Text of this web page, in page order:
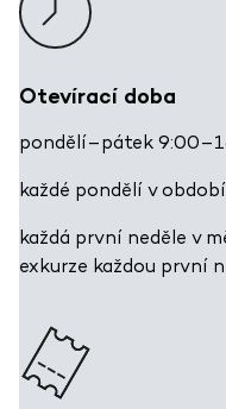
Otevírací doba
pondělí–pátek
každé pondělí v
každá první neděle v
exkurze každou první